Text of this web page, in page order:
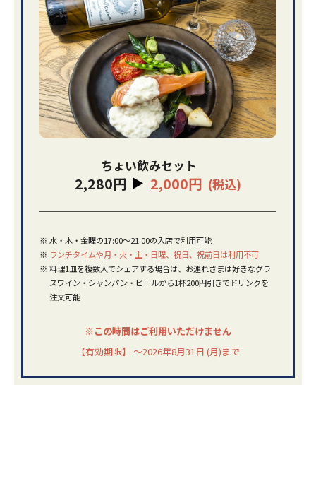
ちょい飲みセット
2,280円 2,000円 (税込)
※ 水・木・金曜の17:00～21:00の入店で利用可能
※ ランチタイムや月・火・土・日曜、祝日、祝前日は利用不可
※ 料理1皿を複数人でシェアする場合は、お連れさまは好きなグラ
スワイン・シャンパン・ビールから1杯200円引きでドリンクを
注文可能
※この時間はご利用いただけません
【有効期限】 ～2026年8月31日 (月)まで